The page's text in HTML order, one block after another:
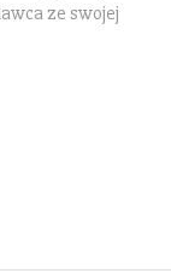
ze swojej